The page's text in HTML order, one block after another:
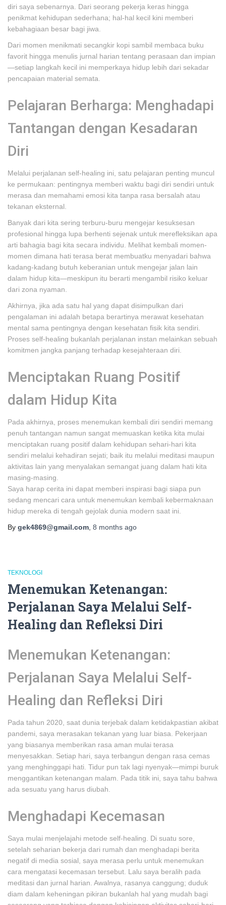
diri saya sebenarnya. Dari seorang pekerja keras hingga
penikmat kehidupan sederhana; hal-hal kecil kini memberi
kebahagiaan besar bagi jiwa.
Dari momen menikmati secangkir kopi sambil membaca buku
favorit hingga menulis jurnal harian tentang perasaan dan impian
—setiap langkah kecil ini memperkaya hidup lebih dari sekadar
pencapaian material semata.
Pelajaran Berharga: Menghadapi
Tantangan dengan Kesadaran
Diri
Melalui perjalanan self-healing ini, satu pelajaran penting muncul
ke permukaan: pentingnya memberi waktu bagi diri sendiri untuk
merasa dan memahami emosi kita tanpa rasa bersalah atau
tekanan eksternal.
Banyak dari kita sering terburu-buru mengejar kesuksesan
profesional hingga lupa berhenti sejenak untuk merefleksikan apa
arti bahagia bagi kita secara individu. Melihat kembali momen-
momen dimana hati terasa berat membuatku menyadari bahwa
kadang-kadang butuh keberanian untuk mengejar jalan lain
dalam hidup kita—meskipun itu berarti mengambil risiko keluar
dari zona nyaman.
Akhirnya, jika ada satu hal yang dapat disimpulkan dari
pengalaman ini adalah betapa berartinya merawat kesehatan
mental sama pentingnya dengan kesehatan fisik kita sendiri.
Proses self-healing bukanlah perjalanan instan melainkan sebuah
komitmen jangka panjang terhadap kesejahteraan diri.
Menciptakan Ruang Positif
dalam Hidup Kita
Pada akhirnya, proses menemukan kembali diri sendiri memang
penuh tantangan namun sangat memuaskan ketika kita mulai
menciptakan ruang positif dalam kehidupan sehari-hari kita
sendiri melalui kehadiran sejati; baik itu melalui meditasi maupun
aktivitas lain yang menyalakan semangat juang dalam hati kita
masing-masing.
Saya harap cerita ini dapat memberi inspirasi bagi siapa pun
sedang mencari cara untuk menemukan kembali kebermaknaan
hidup mereka di tengah gejolak dunia modern saat ini.
By gek4869@gmail.com 8 months ago
TEKNOLOGI
Menemukan Ketenangan:
Perjalanan Saya Melalui Self-
Healing dan Refleksi Diri
Menemukan Ketenangan:
Perjalanan Saya Melalui Self-
Healing dan Refleksi Diri
Pada tahun 2020, saat dunia terjebak dalam ketidakpastian akibat
pandemi, saya merasakan tekanan yang luar biasa. Pekerjaan
yang biasanya memberikan rasa aman mulai terasa
menyesakkan. Setiap hari, saya terbangun dengan rasa cemas
yang menghinggapi hati. Tidur pun tak lagi nyenyak—mimpi buruk
menggantikan ketenangan malam. Pada titik ini, saya tahu bahwa
ada sesuatu yang harus diubah.
Menghadapi Kecemasan
Saya mulai menjelajahi metode self-healing. Di suatu sore,
setelah seharian bekerja dari rumah dan menghadapi berita
negatif di media sosial, saya merasa perlu untuk menemukan
cara mengatasi kecemasan tersebut. Lalu saya beralih pada
meditasi dan jurnal harian. Awalnya, rasanya canggung; duduk
diam dalam keheningan pikiran bukanlah hal yang mudah bagi